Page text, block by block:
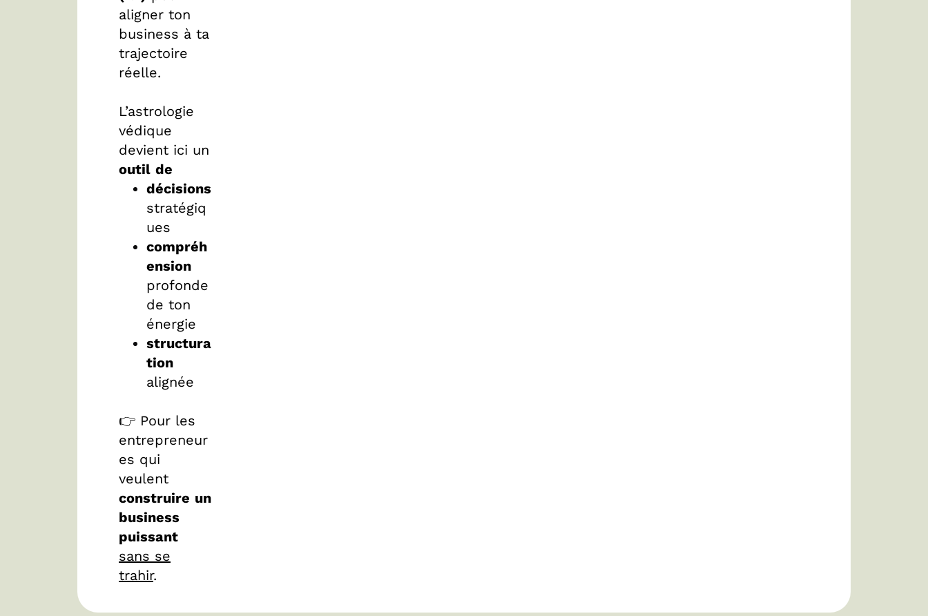
aligner ton
business à ta
trajectoire
réelle.
L’astrologie
védique
devient ici un
outil de
décisions
stratégiq
ues
compréh
ension
profonde
de ton
énergie
structura
tion
alignée
👉 Pour les
entrepreneur
es qui
veulent
construire un
business
puissant
sans se
trahir.